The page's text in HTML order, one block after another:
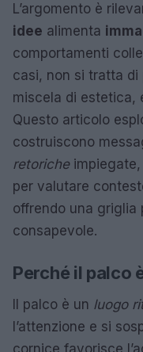
L’argomento è
idee alimenta
comportamenti
casi, non si tratta di
miscela di estetica,
Questo articolo
costruiscono
retoricheimpiegate,
per valutare
offrendo una griglia
consapevole.
Perché il palco
Il palco è un luogo
l’attenzione e si
cornice favorisce